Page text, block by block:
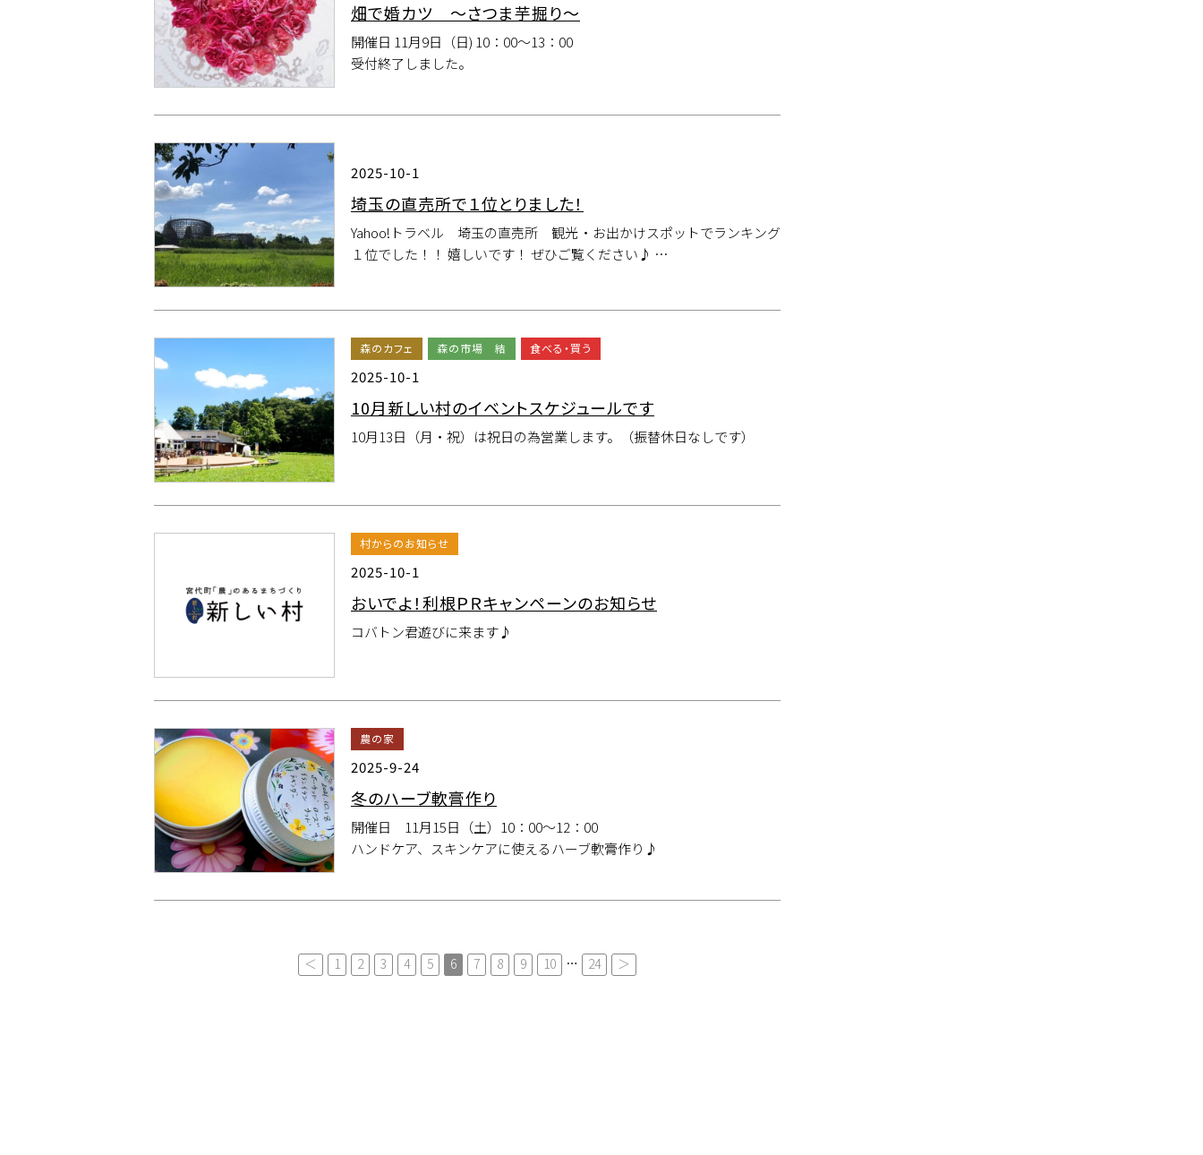
畑で婚カツ ～さつま芋掘り～
開催日 11月9日（日) 10：00～13：00
受付終了しました。
2025-10-1
埼玉の直売所で１位とりました！
Yahoo!トラベル 埼玉の直売所 観光・お出かけスポットでランキング
１位でした！！ 嬉しいです！ ぜひご覧ください♪ …
森のカフェ 森の市場 結 食べる・買う
2025-10-1
10月新しい村のイベントスケジュールです
10月13日（月・祝）は祝日の為営業します。（振替休日なしです）
村からのお知らせ
2025-10-1
おいでよ！利根ＰＲキャンペーンのお知らせ
コバトン君遊びに来ます♪
農の家
2025-9-24
冬のハーブ軟膏作り
開催日 11月15日（土）10：00～12：00
ハンドケア、スキンケアに使えるハーブ軟膏作り♪
＜ 1 2 3 4 5 6 7 8 9 10 … 24 ＞